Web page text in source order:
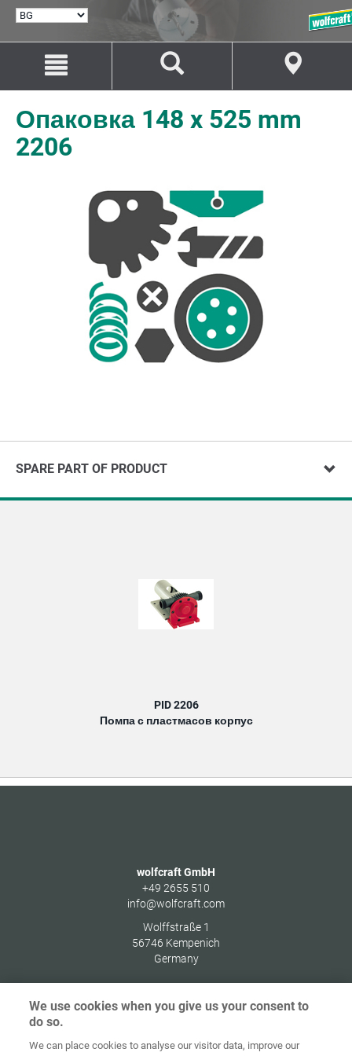
ИЗБИРАНЕ
ЕЗИК
Преминаване
съдържанието
Преминаване
навигацията
Опаковка 148 x 525 mm
2206
SPARE PART OF PRODUCT
PID 2206
Помпа с пластмасов корпус
wolfcraft GmbH
+49 2655 510
info@wolfcraft.com
Wolffstraße 1
56746 Kempenich
Germany
Начална
страница Контакт Импресум данните
We use cookies when you give us your consent to
do so.
We can place cookies to analyse our visitor data, improve our